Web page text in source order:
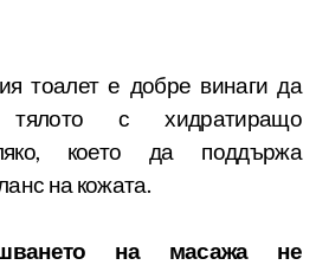
тоалет е добре винаги да
тялото с хидратиращо
което да поддържа
на кожата.
на масажа не